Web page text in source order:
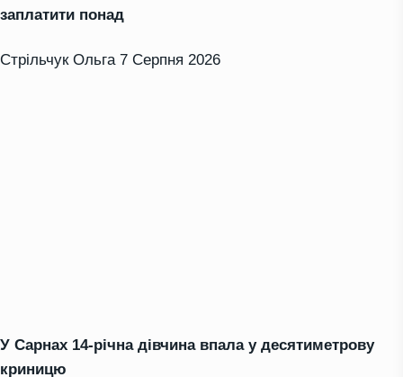
заплатити понад
Стрільчук Ольга 7 Серпня 2026
У Сарнах 14-річна дівчина впала у десятиметрову
криницю